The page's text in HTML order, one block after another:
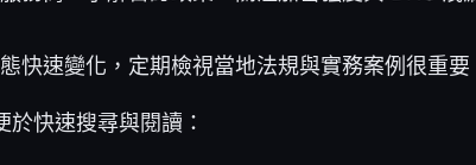
快速變化，定期檢視當地法規與實務案例很重要
快速搜尋與閱讀：